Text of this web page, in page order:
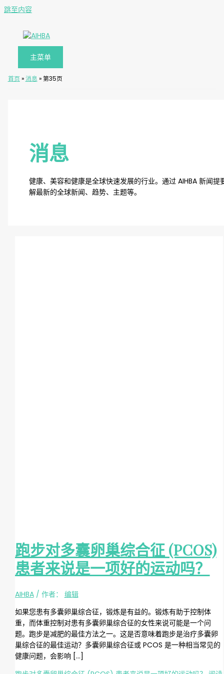
跳至内容
主菜单
首页 »消息 »第35页
消息
健康、美容和健康是全球快速发展的行业。通过 AIHBA 新闻提
解最新的全球新闻、趋势、主题等。
跑步对多囊卵巢综合征 (PCOS)
患者来说是一项好的运动吗？
AIHBA/ 作者：
编辑
如果您患有多囊卵巢综合征，锻炼是有益的。锻炼有助于控制体
重，而体重控制对患有多囊卵巢综合征的女性来说可能是一个问
题。跑步是减肥的最佳方法之一。这是否意味着跑步是治疗多囊卵
巢综合征的最佳运动？多囊卵巢综合征或 PCOS 是一种相当常见的
健康问题，会影响 […]